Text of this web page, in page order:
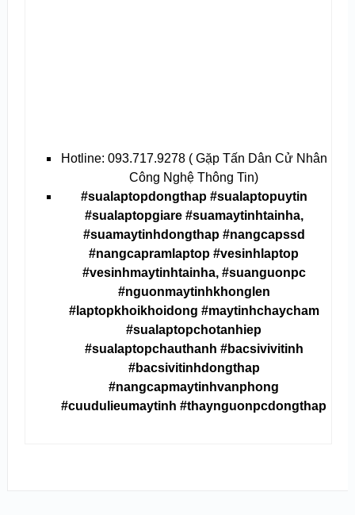
Hotline: 093.717.9278 ( Gặp Tấn Dân Cử Nhân
Công Nghệ Thông Tin)
#sualaptopdongthap #sualaptopuytin
#sualaptopgiare #suamaytinhtainha,
#suamaytinhdongthap #nangcapssd
#nangcapramlaptop #vesinhlaptop
#vesinhmaytinhtainha, #suanguonpc
#nguonmaytinhkhonglen
#laptopkhoikhoidong #maytinhchaycham
#sualaptopchotanhiep
#sualaptopchauthanh #bacsivivitinh
#bacsivitinhdongthap
#nangcapmaytinhvanphong
#cuudulieumaytinh #thaynguonpcdongthap